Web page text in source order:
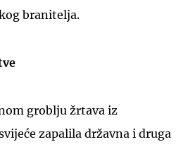
branitelja.
groblju žrtava iz
zapalila državna i druga